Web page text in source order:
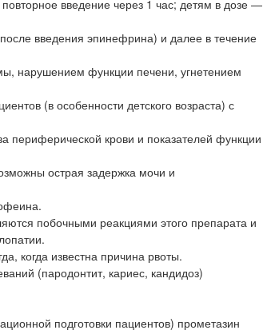
введение через 1 час; детям в дозе —
введения эпинефрина) и далее в течение
нарушением функции печени, угнетением
(в особенности детского возраста) с
периферической крови и показателей функции
острая задержка мочи и
побочными реакциями этого препарата и
когда известна причина рвоты.
(пародонтит, кариес, кандидоз)
подготовки пациентов) прометазин